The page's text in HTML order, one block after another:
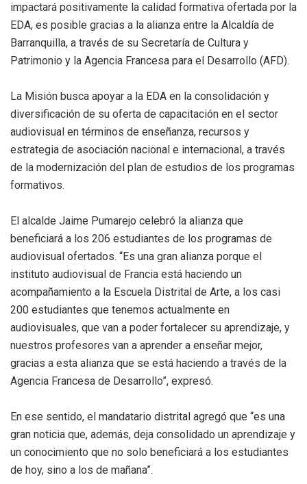
impactará positivamente la calidad formativa ofertada por la
EDA, es posible gracias a la alianza entre la Alcaldía de
Barranquilla, a través de su Secretaría de Cultura y
Patrimonio y la Agencia Francesa para el Desarrollo (AFD).
La Misión busca apoyar a la EDA en la consolidación y
diversificación de su oferta de capacitación en el sector
audiovisual en términos de enseñanza, recursos y
estrategia de asociación nacional e internacional, a través
de la modernización del plan de estudios de los programas
formativos.
El alcalde Jaime Pumarejo celebró la alianza que
beneficiará a los 206 estudiantes de los programas de
audiovisual ofertados. “Es una gran alianza porque el
instituto audiovisual de Francia está haciendo un
acompañamiento a la Escuela Distrital de Arte, a los casi
200 estudiantes que tenemos actualmente en
audiovisuales, que van a poder fortalecer su aprendizaje, y
nuestros profesores van a aprender a enseñar mejor,
gracias a esta alianza que se está haciendo a través de la
Agencia Francesa de Desarrollo”, expresó.
En ese sentido, el mandatario distrital agregó que “es una
gran noticia que, además, deja consolidado un aprendizaje y
un conocimiento que no solo beneficiará a los estudiantes
de hoy, sino a los de mañana”.